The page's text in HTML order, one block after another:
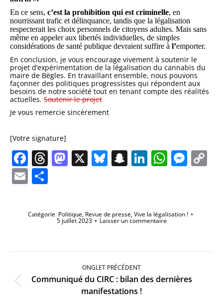
En ce sens, c’est la prohibition qui est criminelle, en
nourrissant trafic et délinquance, tandis que la légalisation
respecterait les choix personnels de citoyens adultes. Mais sans
même en appeler aux libertés individuelles, de simples
considérations de santé publique devraient suffire à l’emporter.
En conclusion, je vous encourage vivement à soutenir le
projet d’expérimentation de la légalisation du cannabis du
maire de Bègles. En travaillant ensemble, nous pouvons
façonner des politiques progressistes qui répondent aux
besoins de notre société tout en tenant compte des réalités
actuelles. Soutenir le projet
Je vous remercie sincèrement
[Votre signature]
Facebook
Threads
Mastodon
X Bluesky
Snapchat
LinkedIn
Email
Catégorie Politique, Revue de presse,Vive la légalisation !
5 juillet 2023 Laisser un commentaire
Navigation
ONGLET PRÉCÉDENT
Onglet
précédent
Communiqué du CIRC : bilan des dernières
manifestations !